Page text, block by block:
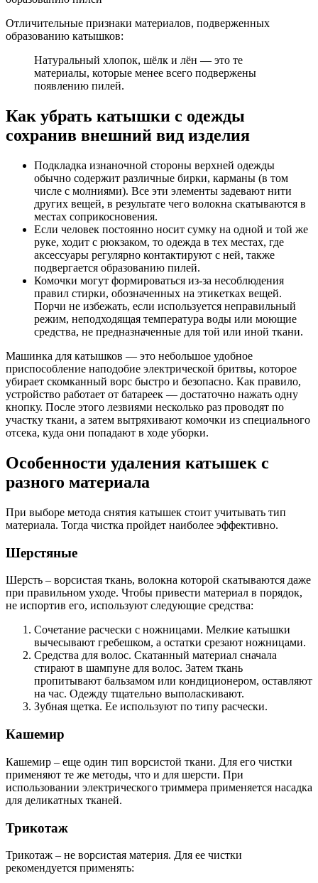
Отличительные признаки материалов, подверженных
образованию катышков:
Натуральный хлопок, шёлк и лён — это те
материалы, которые менее всего подвержены
появлению пилей.
Как убрать катышки с одежды
сохранив внешний вид изделия
Подкладка изнаночной стороны верхней одежды
обычно содержит различные бирки, карманы (в том
числе с молниями). Все эти элементы задевают нити
других вещей, в результате чего волокна скатываются в
местах соприкосновения.
Если человек постоянно носит сумку на одной и той же
руке, ходит с рюкзаком, то одежда в тех местах, где
аксессуары регулярно контактируют с ней, также
подвергается образованию пилей.
Комочки могут формироваться из-за несоблюдения
правил стирки, обозначенных на этикетках вещей.
Порчи не избежать, если используется неправильный
режим, неподходящая температура воды или моющие
средства, не предназначенные для той или иной ткани.
Машинка для катышков — это небольшое удобное
приспособление наподобие электрической бритвы, которое
убирает скомканный ворс быстро и безопасно. Как правило,
устройство работает от батареек — достаточно нажать одну
кнопку. После этого лезвиями несколько раз проводят по
участку ткани, а затем вытряхивают комочки из специального
отсека, куда они попадают в ходе уборки.
Особенности удаления катышек с
разного материала
При выборе метода снятия катышек стоит учитывать тип
материала. Тогда чистка пройдет наиболее эффективно.
Шерстяные
Шерсть – ворсистая ткань, волокна которой скатываются даже
при правильном уходе. Чтобы привести материал в порядок,
не испортив его, используют следующие средства:
Сочетание расчески с ножницами. Мелкие катышки
вычесывают гребешком, а остатки срезают ножницами.
Средства для волос. Скатанный материал сначала
стирают в шампуне для волос. Затем ткань
пропитывают бальзамом или кондиционером, оставляют
на час. Одежду тщательно выполаскивают.
Зубная щетка. Ее используют по типу расчески.
Кашемир
Кашемир – еще один тип ворсистой ткани. Для его чистки
применяют те же методы, что и для шерсти. При
использовании электрического триммера применяется насадка
для деликатных тканей.
Трикотаж
Трикотаж – не ворсистая материя. Для ее чистки
рекомендуется применять: